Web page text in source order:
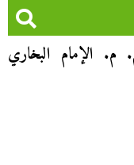
م. الإمام البخاري